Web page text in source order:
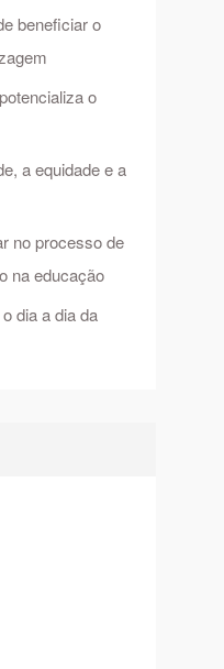
beneficiar o
o
a equidade e a
no processo de
na educação
dia a dia da